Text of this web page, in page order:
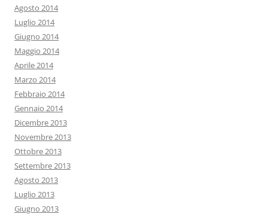
Agosto 2014
Luglio 2014
Giugno 2014
Maggio 2014
Aprile 2014
Marzo 2014
Febbraio 2014
Gennaio 2014
Dicembre 2013
Novembre 2013
Ottobre 2013
Settembre 2013
Agosto 2013
Luglio 2013
Giugno 2013